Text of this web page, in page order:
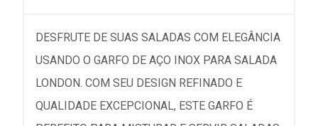
DESFRUTE DE SUAS SALADAS COM ELEGÂNCIA
USANDO O GARFO DE AÇO INOX PARA SALADA
LONDON. COM SEU DESIGN REFINADO E
QUALIDADE EXCEPCIONAL, ESTE GARFO É